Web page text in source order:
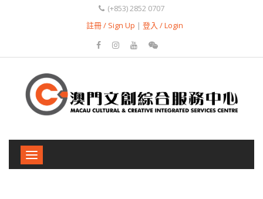
(+853) 2852 0707
註冊 / Sign Up | 登入 / Login
Toggle
navigation